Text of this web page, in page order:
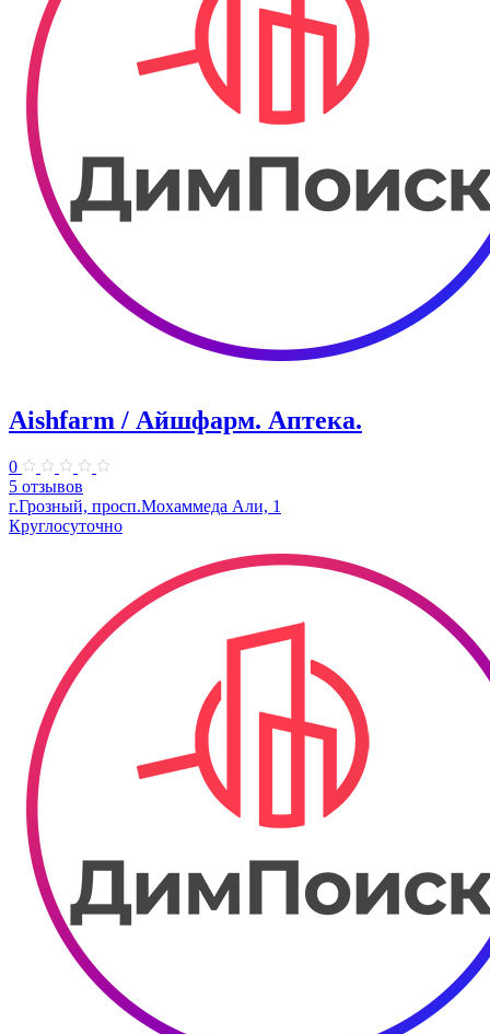
Aishfarm / Айшфарм. Аптека.
0
5 отзывов
г.Грозный, просп.Мохаммеда Али, 1
Круглосуточно